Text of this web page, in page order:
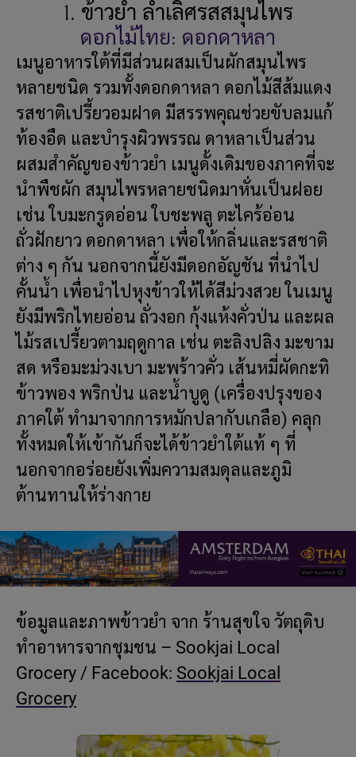
1. ข้าวยำ ล้ำเลิศรสสมุนไพร
ดอกไม้ไทย: ดอกดาหลา
เมนูอาหารใต้ที่มีส่วนผสมเป็นผักสมุนไพร
หลายชนิด รวมทั้งดอกดาหลา ดอกไม้สีส้มแดง
รสชาติเปรี้ยวอมฝาด มีสรรพคุณช่วยขับลมแก้
ท้องอืด และบำรุงผิวพรรณ ดาหลาเป็นส่วน
ผสมสำคัญของข้าวยำ เมนูดั้งเดิมของภาคที่จะ
นำพืชผัก สมุนไพรหลายชนิดมาหั่นเป็นฝอย
เช่น ใบมะกรูดอ่อน ใบชะพลู ตะไคร้อ่อน
ถั่วฝักยาว ดอกดาหลา เพื่อให้กลิ่นและรสชาติ
ต่าง ๆ กัน นอกจากนี้ยังมีดอกอัญชัน ที่นำไป
คั้นน้ำ เพื่อนำไปหุงข้าวให้ได้สีม่วงสวย ในเมนู
ยังมีพริกไทยอ่อน ถั่วงอก กุ้งแห้งคั่วป่น และผล
ไม้รสเปรี้ยวตามฤดูกาล เช่น ตะลิงปลิง มะขาม
สด หรือมะม่วงเบา มะพร้าวคั่ว เส้นหมี่ผัดกะทิ
ข้าวพอง พริกป่น และน้ำบูดู (เครื่องปรุงของ
ภาคใต้ ทำมาจากการหมักปลากับเกลือ) คลุก
ทั้งหมดให้เข้ากันก็จะได้ข้าวยำใต้แท้ ๆ ที่
นอกจากอร่อยยังเพิ่มความสมดุลและภูมิ
ต้านทานให้ร่างกาย
ข้อมูลและภาพข้าวยำ จาก ร้านสุขใจ วัตถุดิบ
ทำอาหารจากชุมชน – Sookjai Local
Grocery / Facebook: Sookjai Local
Grocery